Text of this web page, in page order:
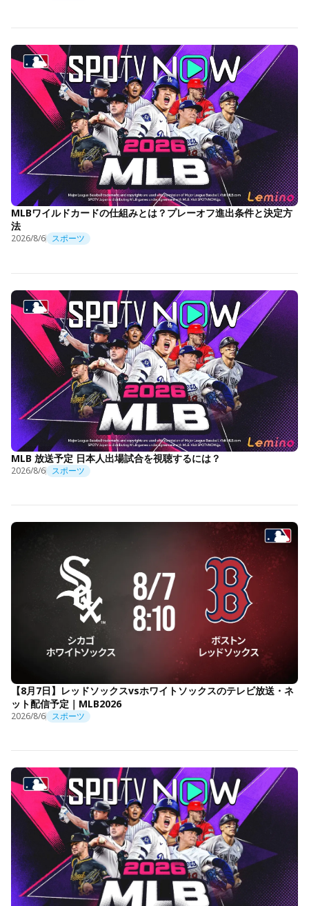
MLBワイルドカードの仕組みとは？プレーオフ進出条件と決定方
法
2026/8/6 スポーツ
MLB 放送予定 日本人出場試合を視聴するには？
2026/8/6 スポーツ
【8月7日】レッドソックスvsホワイトソックスのテレビ放送・ネ
ット配信予定｜MLB2026
2026/8/6 スポーツ